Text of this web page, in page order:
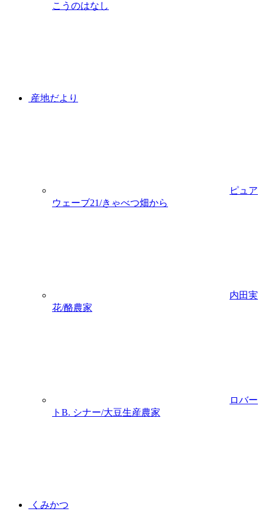
こうのはなし
産地だより
ピュア
ウェーブ21/きゃべつ畑から
内田実
花/酪農家
ロバー
トB. シナー/大豆生産農家
くみかつ